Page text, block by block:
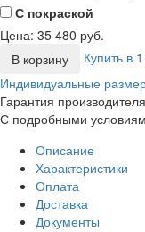
С покраской
Цена: 35 480 руб.
В корзину
Купить в
Индивидуальные
Гарантия производителя
С подробными
Описание
Характеристики
Оплата
Доставка
Документы